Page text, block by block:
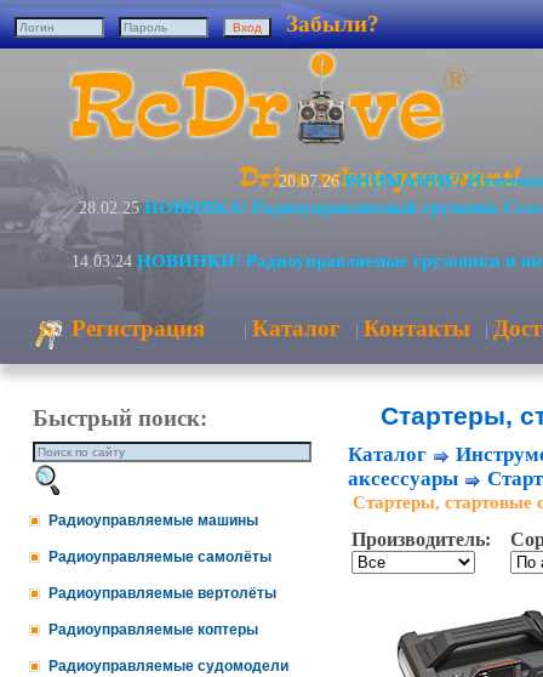
Забыли?
20.07.26 ВНИМАНИЕ!
28.02.25 НОВИНКА! Радиоуправляемый грузовик
14.03.24 НОВИНКИ! Радиоуправляемые грузовики и
Регистрация | Каталог | Контакты |
Быстрый поиск:
Радиоуправляемые машины
Радиоуправляемые самолёты
Радиоуправляемые вертолёты
Радиоуправляемые коптеры
Радиоуправляемые судомодели
Стартеры,
Каталог
аксессуары
Стартеры, стартовые
Производитель: